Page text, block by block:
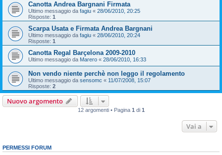
Canotta Andrea Bargnani Firmata
Ultimo messaggio da fagiu « 28/06/2010, 20:25
Risposte: 1
Scarpa Usata e Firmata Andrea Bargnani
Ultimo messaggio da fagiu « 28/06/2010, 20:24
Risposte: 1
Canotta Regal Barçelona 2009-2010
Ultimo messaggio da Marero « 28/06/2010, 16:33
Non vendo niente perchè non leggo il regolamento
Ultimo messaggio da sensomc « 11/07/2008, 15:07
Risposte: 2
Nuovo argomento
12 argomenti • Pagina 1 di 1
Vai a
PERMESSI FORUM